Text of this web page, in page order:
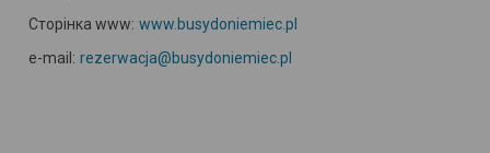
Сторінка www: www.busydoniemiec.pl
e-mail: rezerwacja@busydoniemiec.pl